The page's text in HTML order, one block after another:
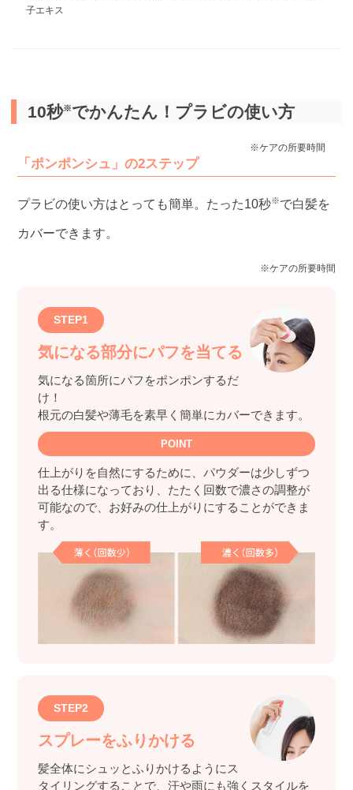
子エキス
10秒※でかんたん！プラビの使い方
※ケアの所要時間
「ポンポンシュ」の2ステップ
プラビの使い方はとっても簡単。たった10秒※で白髪を
カバーできます。
※ケアの所要時間
STEP1
気になる部分にパフを当てる
気になる箇所にパフをポンポンするだ
け！
根元の白髪や薄毛を素早く簡単にカバーできます。
POINT
仕上がりを自然にするために、パウダーは少しずつ
出る仕様になっており、たたく回数で濃さの調整が
可能なので、お好みの仕上がりにすることができま
す。
STEP2
スプレーをふりかける
髪全体にシュッとふりかけるようにス
タイリングすることで、汗や雨にも強くスタイルを